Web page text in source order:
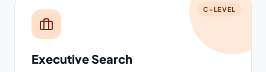
C-LEVEL
Executive Search